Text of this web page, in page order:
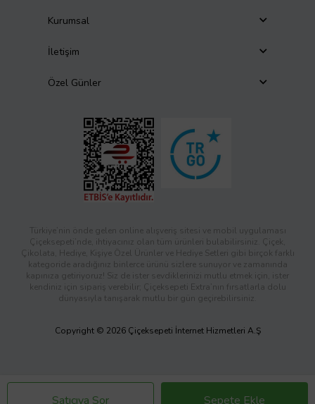
Satıcıya Sor Sepete Ekle
Kurumsal
İletişim
Özel Günler
Türkiye’nin önde gelen online alışveriş sitesi ve mobil uygulaması
Çiçeksepeti’nde, ihtiyacınız olan tüm ürünleri bulabilirsiniz. Çiçek,
Çikolata, Hediye, Kişiye Özel Ürünler ve Hediye Setleri gibi birçok farklı
kategoride aradığınız binlerce ürünü sizlere sunuyor ve zamanında
kapınıza getiriyoruz! Siz de ister sevdiklerinizi mutlu etmek için, ister
kendiniz için sipariş verebilir; Çiçeksepeti Extra’nın fırsatlarla dolu
dünyasıyla tanışarak mutlu bir gün geçirebilirsiniz.
Copyright © 2026 Çiçeksepeti İnternet Hizmetleri A.Ş